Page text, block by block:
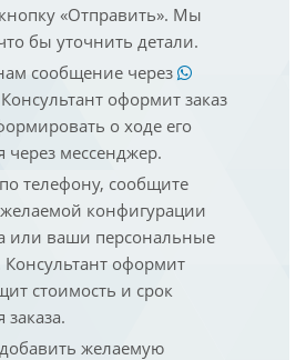
«Отправить». Мы
бы уточнить детали.
сообщение через
оформит заказ
о ходе его
через мессенджер.
телефону, сообщите
конфигурации
или ваши персональные
оформит
стоимость и срок
желаемую